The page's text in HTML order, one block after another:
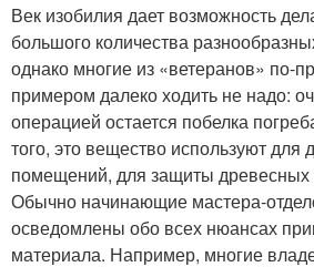
Век изобилия дает возможность
большого количества
однако многие из «ветеранов» по-
примером далеко ходить не надо:
операцией остается побелка
того, это вещество используют для
помещений, для защиты древесных
Обычно начинающие мастера-
осведомлены обо всех нюансах
материала. Например, многие